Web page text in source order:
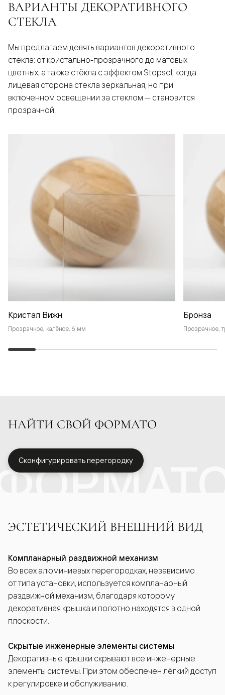
ВАРИАНТЫ ДЕКОРАТИВНОГО
СТЕКЛА
Мы предлагаем девять вариантов декоративного
стекла: от кристально-прозрачного до матовых
цветных, а также стёкла с эффектом Stopsol, когда
лицевая сторона стекла зеркальная, но при
включенном освещении за стеклом — становится
прозрачной.
Кристал Вижн
Прозрачное, калёное, 6 мм
Бронза
Прозрачное,
НАЙТИ СВОЙ ФОРМАТО
Сконфигурировать перегородку
ЭСТЕТИЧЕСКИЙ ВНЕШНИЙ ВИД
Компланарный раздвижной механизм
Во всех алюминиевых перегородках, независимо
от типа установки, используется компланарный
раздвижной механизм, благодаря которому
декоративная крышка и полотно находятся в одной
плоскости.
Скрытые инженерные элементы системы
Декоративные крышки скрывают все инженерные
элементы системы. При этом обеспечен лёгкий доступ
к регулировке и обслуживанию.